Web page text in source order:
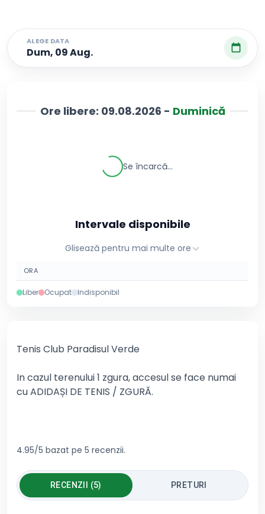
ALEGE DATA
Dum, 09 Aug.
Ore libere: 09.08.2026 - Duminică
Se încarcă...
Intervale disponibile
Glisează pentru mai multe ore
ORA
Liber Ocupat Indisponibil
Tenis Club Paradisul Verde
In cazul terenului 1 zgura, accesul se face numai
cu ADIDAȘI DE TENIS / ZGURĂ.
4.95/5 bazat pe 5 recenzii.
RECENZII (5) PRETURI